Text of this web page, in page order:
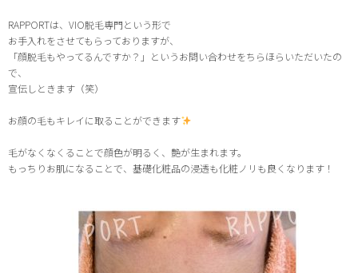
RAPPORTは、VIO脱毛専門という形で
お手入れをさせてもらっておりますが、
「顔脱毛もやってるんですか？」というお問い合わせをちらほらいただいたの
で、
宣伝しときます（笑）
お顔の毛もキレイに取ることができます
毛がなくなくることで顔色が明るく、艶が生まれます。
もっちりお肌になることで、基礎化粧品の浸透も化粧ノリも良くなります！